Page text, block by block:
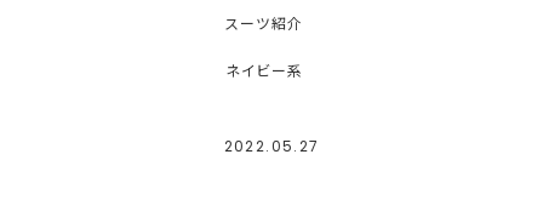
スーツ紹介
ネイビー系
2022.05.27